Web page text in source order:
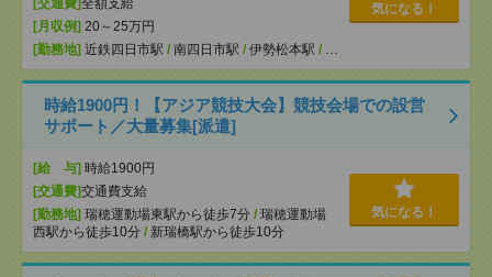
[交通費] 全額支給
[月収例] 20～25万円
[勤務地] 近鉄四日市駅 / 南四日市駅 / 伊勢松本駅 / …
気になる！
時給1900円！【アジア競技大会】競技会場での設営
サポート／大量募集[派遣]
[給 与] 時給1900円
[交通費]交通費支給
[勤務地] 瑞穂運動場東駅から徒歩7分 / 瑞穂運動場
西駅から徒歩10分 / 新瑞橋駅から徒歩10分
気になる！